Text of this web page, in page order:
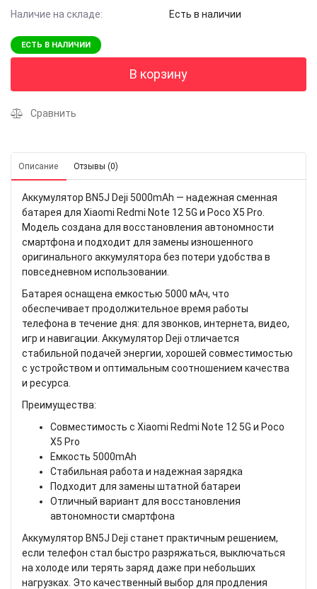
Наличие на складе:
Есть в наличии
ЕСТЬ В НАЛИЧИИ
В корзину
Сравнить
Описание Отзывы (0)
Аккумулятор BN5J Deji 5000mAh — надежная сменная
батарея для Xiaomi Redmi Note 12 5G и Poco X5 Pro.
Модель создана для восстановления автономности
смартфона и подходит для замены изношенного
оригинального аккумулятора без потери удобства в
повседневном использовании.
Батарея оснащена емкостью 5000 мАч, что
обеспечивает продолжительное время работы
телефона в течение дня: для звонков, интернета, видео,
игр и навигации. Аккумулятор Deji отличается
стабильной подачей энергии, хорошей совместимостью
с устройством и оптимальным соотношением качества
и ресурса.
Преимущества:
Совместимость с Xiaomi Redmi Note 12 5G и Poco
X5 Pro
Емкость 5000mAh
Стабильная работа и надежная зарядка
Подходит для замены штатной батареи
Отличный вариант для восстановления
автономности смартфона
Аккумулятор BN5J Deji станет практичным решением,
если телефон стал быстро разряжаться, выключаться
на холоде или терять заряд даже при небольших
нагрузках. Это качественный выбор для продления